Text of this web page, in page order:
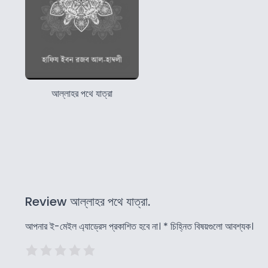
আল্লাহর পথে যাত্রা
Review আল্লাহর পথে যাত্রা.
আপনার ই-মেইল এ্যাড্রেস প্রকাশিত হবে না। * চিহ্নিত বিষয়গুলো আবশ্যক।